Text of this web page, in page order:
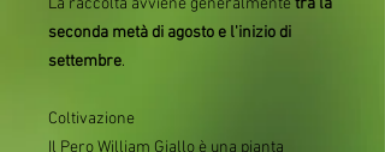
La raccolta avviene generalmente tra la
seconda metà di agosto e l'inizio di
settembre.
Coltivazione